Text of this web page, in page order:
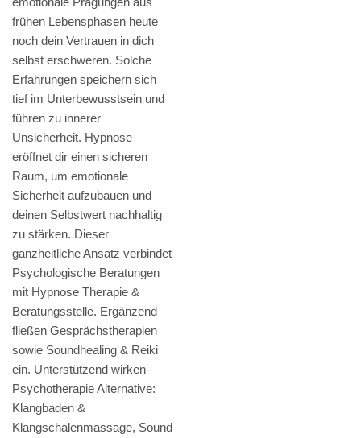
frühen Lebensphasen heute
noch dein Vertrauen in dich
selbst erschweren. Solche
Erfahrungen speichern sich
tief im Unterbewusstsein und
führen zu innerer
Unsicherheit. Hypnose
eröffnet dir einen sicheren
Raum, um emotionale
Sicherheit aufzubauen und
deinen Selbstwert nachhaltig
zu stärken. Dieser
ganzheitliche Ansatz verbindet
Psychologische Beratungen
mit Hypnose Therapie &
Beratungsstelle. Ergänzend
fließen Gesprächstherapien
sowie Soundhealing & Reiki
ein. Unterstützend wirken
Psychotherapie Alternative:
Klangbaden &
Klangschalenmassage, Sound